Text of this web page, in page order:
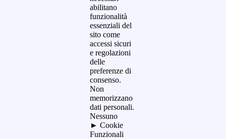
abilitano
funzionalità
essenziali del
sito come
accessi sicuri
e regolazioni
delle
preferenze di
consenso.
Non
memorizzano
dati personali.
Nessuno
► Cookie
Funzionali